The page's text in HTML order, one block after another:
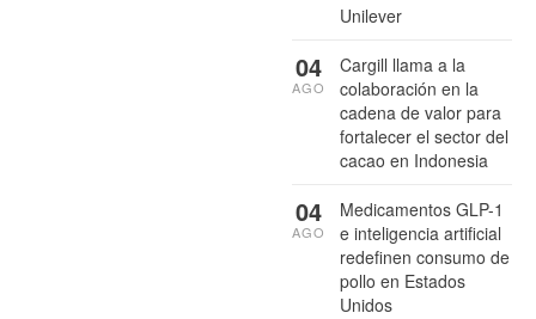
Unilever
Cargill llama a la
colaboración en la
cadena de valor para
fortalecer el sector del
cacao en Indonesia
04
AGO
Medicamentos GLP-1
e inteligencia artificial
redefinen consumo de
pollo en Estados
Unidos
04
AGO